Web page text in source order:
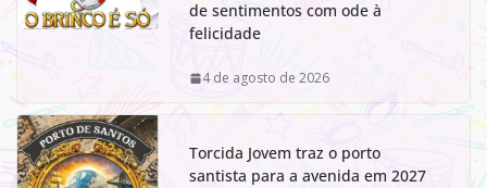
de sentimentos com ode à
felicidade
4 de agosto de 2026
Torcida Jovem traz o porto
santista para a avenida em 2027